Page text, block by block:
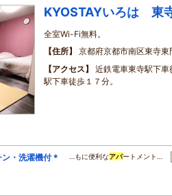
KYOSTAYいろは 東
全室Wi-Fi無料。
住所
京都府京都市南区東寺
アクセス
近鉄電車東寺駅下
駅下車徒歩１７分。
・洗濯機付＊
…もに便利なアパートメント…